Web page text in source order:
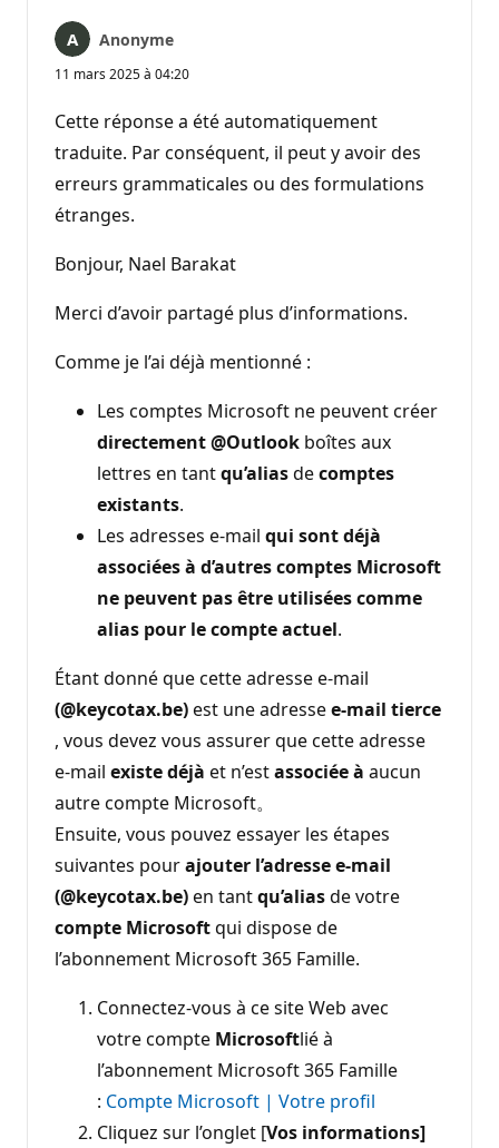
Anonyme
11 mars 2025 à 04:20
Cette réponse a été automatiquement
traduite. Par conséquent, il peut y avoir des
erreurs grammaticales ou des formulations
étranges.
Bonjour, Nael Barakat
Merci d’avoir partagé plus d’informations.
Comme je l’ai déjà mentionné :
Les comptes Microsoft ne peuvent créer
directement@Outlook boîtes aux
lettres en tantqu’aliasdecomptes
existants.
Les adresses e-mail qui sont déjà
associées à d’autres comptes Microsoft
ne peuvent pas être utilisées comme
alias pour le compte actuel.
Étant donné que cette adresse e-mail
(@keycotax.be)est une adressee-mail tierce
, vous devez vous assurer que cette adresse
e-mail existe déjà et n’estassociée à aucun
autre compte Microsoft。
Ensuite, vous pouvez essayer les étapes
suivantes pourajouter l’adresse e-mail
(@keycotax.be)en tantqu’aliasde votre
compte Microsoftqui dispose de
l’abonnement Microsoft 365 Famille.
Connectez-vous à ce site Web avec
votre compte Microsoftlié à
l’abonnement Microsoft 365 Famille
: Compte Microsoft | Votre profil
Cliquez sur l’onglet [Vos informations]